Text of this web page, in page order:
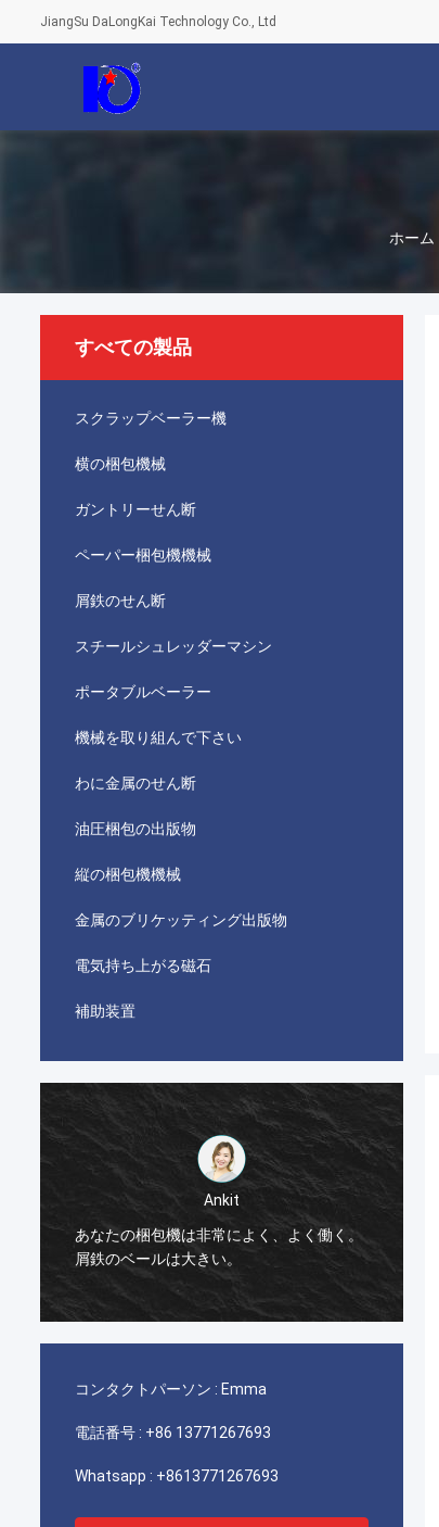
JiangSu DaLongKai Technology Co., Ltd
ホーム
すべての製品
スクラップベーラー機
横の梱包機械
ガントリーせん断
ペーパー梱包機機械
屑鉄のせん断
スチールシュレッダーマシン
ポータブルベーラー
機械を取り組んで下さい
わに金属のせん断
油圧梱包の出版物
縦の梱包機機械
金属のブリケッティング出版物
電気持ち上がる磁石
補助装置
Ankit
あなたの梱包機は非常によく、よく働く。
屑鉄のベールは大きい。
コンタクトパーソン : Emma
電話番号 : +86 13771267693
Whatsapp : +8613771267693